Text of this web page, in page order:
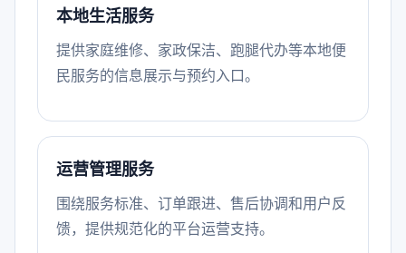
本地生活服务
提供家庭维修、家政保洁、跑腿代办等本地便
民服务的信息展示与预约入口。
运营管理服务
围绕服务标准、订单跟进、售后协调和用户反
馈，提供规范化的平台运营支持。